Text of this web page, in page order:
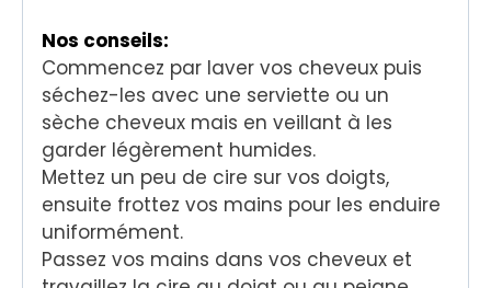
Nos conseils:
Commencez par laver vos cheveux puis
séchez-les avec une serviette ou un
sèche cheveux mais en veillant à les
garder légèrement humides.
Mettez un peu de cire sur vos doigts,
ensuite frottez vos mains pour les enduire
uniformément.
Passez vos mains dans vos cheveux et